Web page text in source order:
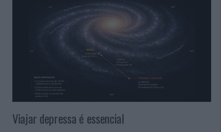
Viajar depressa é essencial